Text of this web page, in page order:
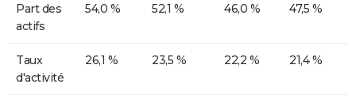
Part des
actifs
54,0 % 52,1 % 46,0 % 47,5 %
Taux
d'activité
26,1 % 23,5 % 22,2 % 21,4 %